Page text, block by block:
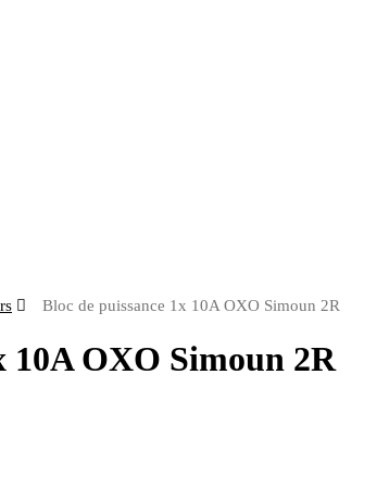
Bloc de puissance 1x 10A OXO Simoun 2R
10A OXO Simoun 2R